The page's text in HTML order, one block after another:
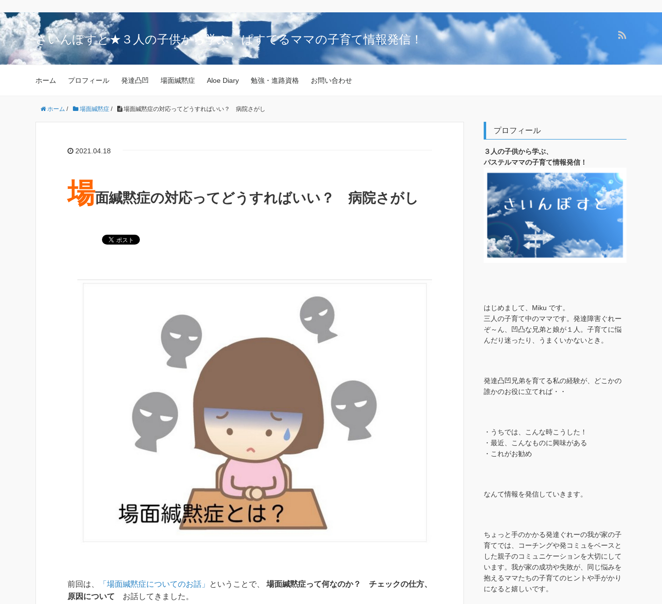
さいんぽすと★３人の子供から学ぶ、ぱすてるママの子育て情報発信！
ホーム プロフィール 発達凸凹 場面緘黙症 Aloe Diary 勉強・進路資格 お問い合わせ
ホーム / 場面緘黙症 / 場面緘黙症の対応ってどうすればいい？ 病院さがし
2021.04.18
場面緘黙症の対応ってどうすればいい？ 病院さがし
前回は、 「場面緘黙症についてのお話」 ということで、 場面緘黙症って何なのか？ チェックの仕方、
原因について お話してきました。
プロフィール
３人の子供から学ぶ、
パステルママの子育て情報発信！
はじめまして、Miku です。
三人の子育て中のママです。発達障害ぐれー
ぞ～ん、凹凸な兄弟と娘が１人。子育てに悩
んだり迷ったり、うまくいかないとき。
発達凸凹兄弟を育てる私の経験が、どこかの
誰かのお役に立てれば・・
・うちでは、こんな時こうした！
・最近、こんなものに興味がある
・これがお勧め
なんて情報を発信していきます。
ちょっと手のかかる発達ぐれーの我が家の子
育てでは、コーチングや発コミュをベースと
した親子のコミュニケーションを大切にして
います。我が家の成功や失敗が、同じ悩みを
抱えるママたちの子育てのヒントや手がかり
になると嬉しいです。